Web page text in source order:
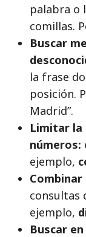
palabra o
comillas.
Buscar
la frase
posición.
Madrid”.
Limitar la
números:
ejemplo,
Combinar
consultas
ejemplo,
Buscar